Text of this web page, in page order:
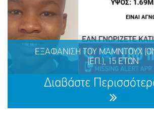
ΕΞΑΦΑΝΙΣΗ ΤΟΥ ΚΑΡΑΪΤΣΟΥ
ΓΕΩΡΓΙΟΥ (ον.), 31
ΜΟΙΡΑΣΟΥ
ΤΟ
ΔΡΑΣΕ
ΤΩΡΑ
ΕΞΑΦΑΝΙΣΗ TOY ΜΑΜΝΤΟΥΧ
(ΕΠ.), 15 ΕΤΩΝ
Διαβάστε